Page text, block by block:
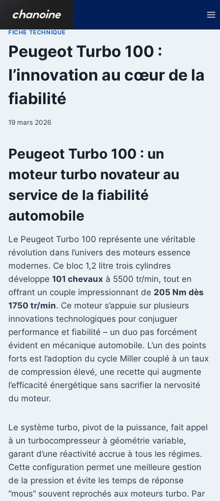
contenu
FICHE TECHNIQUE
Peugeot Turbo 100 :
l’innovation au cœur de la
fiabilité
19 mars 2026
Peugeot Turbo 100 : un
moteur turbo novateur au
service de la fiabilité
automobile
Le Peugeot Turbo 100 représente une véritable
révolution dans l’univers des moteurs essence
modernes. Ce bloc 1,2 litre trois cylindres
développe 101 chevaux à 5500 tr/min, tout en
offrant un couple impressionnant de 205 Nm dès
1750 tr/min. Ce moteur s’appuie sur plusieurs
innovations technologiques pour conjuguer
performance et fiabilité – un duo pas forcément
évident en mécanique automobile. L’un des points
forts est l’adoption du cycle Miller couplé à un taux
de compression élevé, une recette qui augmente
l’efficacité énergétique sans sacrifier la nervosité
du moteur.
Le système turbo, pivot de la puissance, fait appel
à un turbocompresseur à géométrie variable,
garant d’une réactivité accrue à tous les régimes.
Cette configuration permet une meilleure gestion
de la pression et évite les temps de réponse
“mous” souvent reprochés aux moteurs turbo. Par